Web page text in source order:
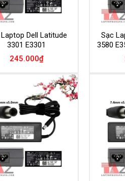
Dell Latitude
3301 E3301
245.000₫
Sạc
3580
Add to
Wishlist